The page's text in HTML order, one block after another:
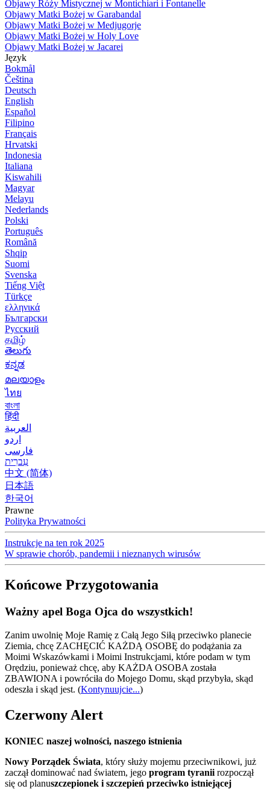
Objawy Róży Mistycznej w Montichiari i Fontanelle
Objawy Matki Bożej w Garabandal
Objawy Matki Bożej w Medjugorje
Objawy Matki Bożej w Holy Love
Objawy Matki Bożej w Jacarei
Język
Bokmål
Čeština
Deutsch
English
Español
Filipino
Français
Hrvatski
Indonesia
Italiana
Kiswahili
Magyar
Melayu
Nederlands
Polski
Português
Română
Shqip
Suomi
Svenska
Tiếng Việt
Türkçe
ελληνικά
Български
Русский
தமிழ்
తెలుగు
ಕನ್ನಡ
മലയാളം
ไทย
বাংলা
हिंदी
العربية
اردو
فارسی
עִברִית
中文 (简体)
日本語
한국어
Prawne
Polityka Prywatności
Instrukcje na ten rok 2025
W sprawie chorób, pandemii i nieznanych wirusów
Końcowe Przygotowania
Ważny apel Boga Ojca do wszystkich!
Zanim uwolnię Moje Ramię z Całą Jego Siłą przeciwko planecie
Ziemia, chcę ZACHĘCIĆ KAŻDĄ OSOBĘ do podążania za
Moimi Wskazówkami i Moimi Instrukcjami, które podam w tym
Orędziu, ponieważ chcę, aby KAŻDA OSOBA została
ZBAWIONA i powróciła do Mojego Domu, skąd przybyła, skąd
odeszła i skąd jest. (Kontynuujcie...)
Czerwony Alert
KONIEC naszej wolności, naszego istnienia
Nowy Porządek Świata, który służy mojemu przeciwnikowi, już
zaczął dominować nad światem, jego program tyranii rozpoczął
się od planuszczepionek i szczepień przeciwko istniejącej